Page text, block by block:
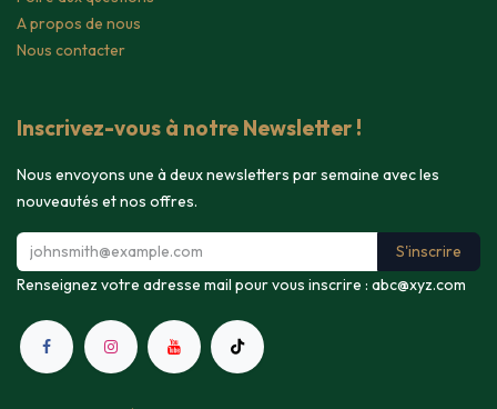
A propos de nous
Nous contacter
Inscrivez-vous à notre Newsletter !
Nous envoyons une à deux newsletters par semaine avec les
nouveautés et nos offres.
S'inscrire
Renseignez votre adresse mail pour vous inscrire : abc@xyz.com